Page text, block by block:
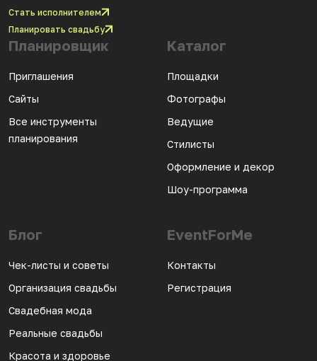
Стать исполнителем
Планировать свадьбу
Планировщик
Приглашения
Сайты
Все инструменты
планирования
Каталог
Площадки
Фотографы
Ведущие
Стилисты
Оформление и декор
Шоу-программа
Блог
Чек-листы и советы
Организация свадьбы
Свадебная мода
Реальные свадьбы
Красота и здоровье
EventForMe
Контакты
Регистрация